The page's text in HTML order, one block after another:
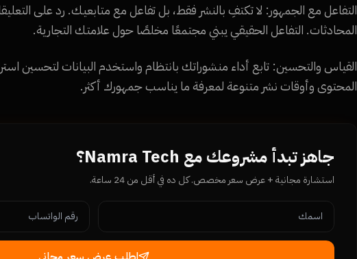
التفاعل مع الجمهور: لا تكتفِ بالنشر فقط، بل تفاعل مع متابعيك. رد على
المحادثات. التفاعل الحقيقي يبني مجتمعًا مخلصًا حول علامتك التجارية.
القياس والتحسين: تابع أداء منشوراتك بانتظام واستخدم البيانات لتحسين
المحتوى وأوقات نشر متنوعة لمعرفة ما يناسب جمهورك أكثر.
جاهز تبدأ مشروعك مع Namra Tech؟
استشارة مجانية + عرض سعر مخصص. كل ده في أقل من 24 ساعة.